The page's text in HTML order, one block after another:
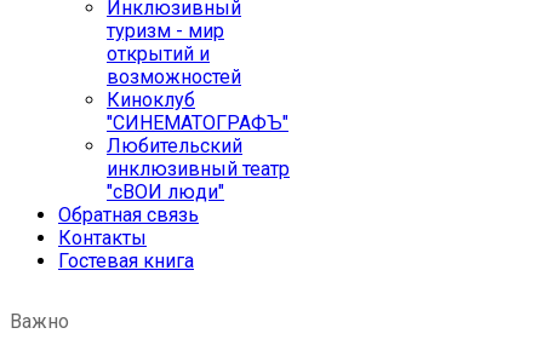
Инклюзивный
туризм - мир
открытий и
возможностей
Киноклуб
"СИНЕМАТОГРАФЪ"
Любительский
инклюзивный театр
"сВОИ люди"
Обратная связь
Контакты
Гостевая книга
Важно